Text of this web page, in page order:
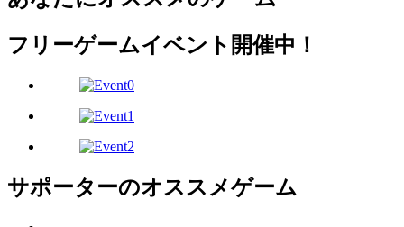
フリーゲームイベント開催中！
サポーターのオススメゲーム